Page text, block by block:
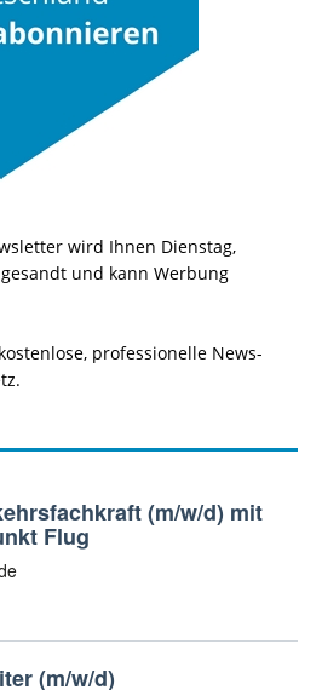
wird Ihnen Dienstag,
und kann Werbung
professionelle News-